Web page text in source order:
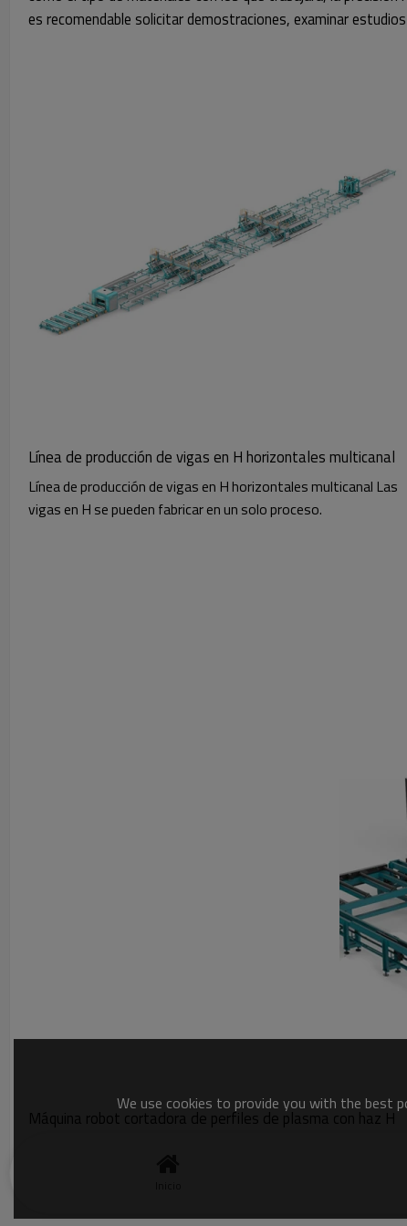
es recomendable solicitar demostraciones, examinar
Línea de producción de vigas en H horizontales multicanal
Línea de producción de vigas en H horizontales multicanal Las
vigas en H se pueden fabricar en un solo proceso.
Máquina robot cortadora de perfiles de plasma con haz H
H-Beam Cutting Robort se ha utilizado ampliamente en
We use cookies to provide you with the best